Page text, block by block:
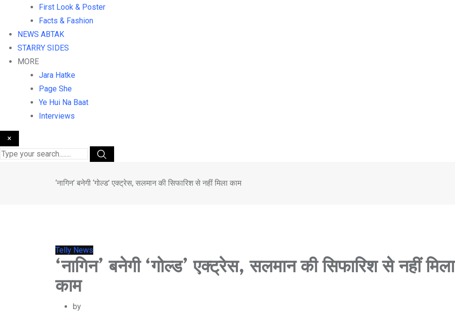
First Look & Poster
Facts & Fashion
NEWS ABTAK
STARRY SIDES
MORE
Jara Hatke
Page She
Ye Hui Na Baat
Interviews
×
‘नागिन’ बनेगी ‘गोल्ड’ एक्ट्रेस, सलमान की सिफारिश से नहीं मिला काम
Telly News
‘नागिन’ बनेगी ‘गोल्ड’ एक्ट्रेस, सलमान की सिफारिश से नहीं मिला
काम
by